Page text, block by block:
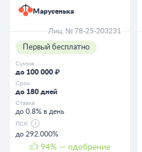
Марусенька
Лиц. № 78-25-203231
Первый бесплатно
Сумма
до 100 000 ₽
Срок
до 180 дней
Ставка
до 0.8% в день
ПСК
до 292.000%
94% — одобрение